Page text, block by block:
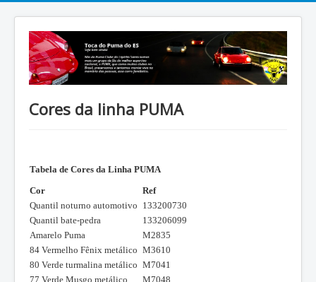
Cores da linha PUMA
Tabela de Cores da Linha PUMA
Cor
Ref
Quantil noturno automotivo 133200730
Quantil bate-pedra
133206099
Amarelo Puma
M2835
84 Vermelho Fênix metálico M3610
80 Verde turmalina metálico M7041
77 Verde Musgo metálico
M7048